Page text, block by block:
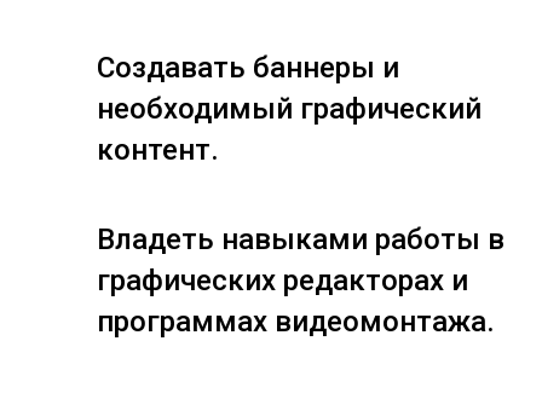
Создавать баннеры и
необходимый графический
контент.
Владеть навыками работы в
графических редакторах и
программах видеомонтажа.